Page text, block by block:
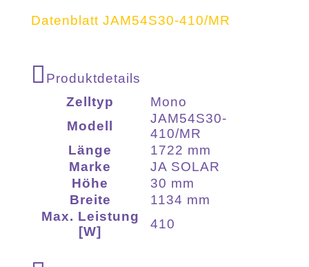
Datenblatt JAM54S30-410/MR
Produktdetails
Zelltyp
Mono
Modell
JAM54S30-
410/MR
Länge
1722 mm
Marke
JA SOLAR
Höhe
30 mm
Breite
1134 mm
Max. Leistung
[W]
410